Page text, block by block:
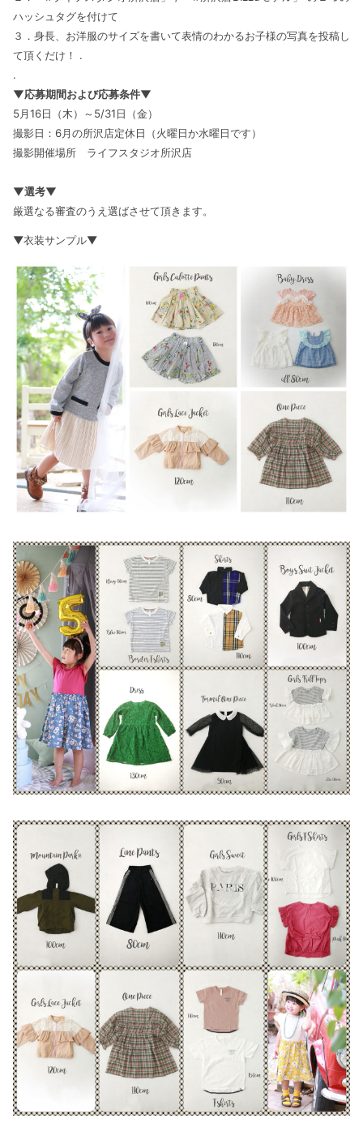
ハッシュタグを付けて
３．身長、お洋服のサイズを書いて表情のわかるお子様の写真を投稿し
て頂くだけ！
.
.
▼応募期間および応募条件▼
5月16日（木）～ 5/31日（金）
撮影日： 6月の所沢店定休日（火曜日か水曜日です）
撮影開催場所 ライフスタジオ所沢店
▼選考▼
厳選なる審査のうえ選ばさせて頂きます。
▼衣装サンプル▼